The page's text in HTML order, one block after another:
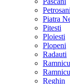
Piatra
Pitesti
Ploiesti
Plopeni
Radauti
Reghin